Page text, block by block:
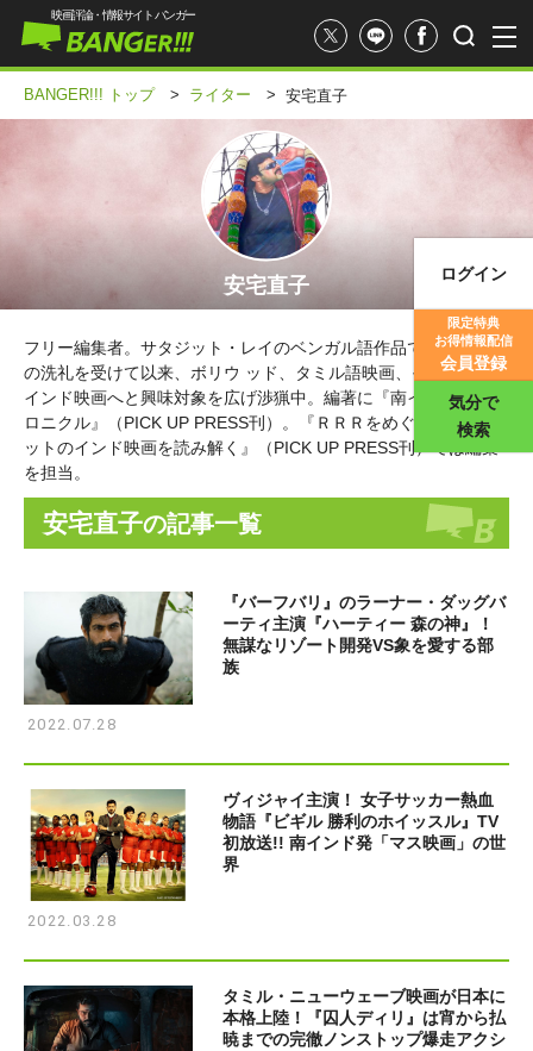
映画記事
映画評価
映画評論・情報サイト バンガー
ログイン
限定特典
お得情報配信
会員登録
気分で
検索
BANGER!!! トップ > ライター > 安宅直子
安宅直子
フリー編集者。サタジット・レイのベンガル語作品でインド映画
の洗礼を受けて以来、ボリウ ッド、タミル語映画、その他の南
インド映画へと興味対象を広げ渉猟中。編著に『南インド映画ク
ロニクル』（PICK UP PRESS刊）。『ＲＲＲをめぐる対話 大ヒ
ットのインド映画を読み解く』（PICK UP PRESS刊）では編集
を担当。
安宅直子の記事一覧
『バーフバリ』のラーナー・ダッグバ
ーティ主演『ハーティー 森の神』！
無謀なリゾート開発VS象を愛する部
族
2022.07.28
ヴィジャイ主演！ 女子サッカー熱血
物語『ビギル 勝利のホイッスル』TV
初放送!! 南インド発「マス映画」の世
界
2022.03.28
タミル・ニューウェーブ映画が日本に
本格上陸！『囚人ディリ』は宵から払
暁までの完徹ノンストップ爆走アクシ